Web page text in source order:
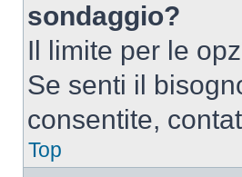
sondaggio?
Il limite per le
Se senti il
consentite,
Top